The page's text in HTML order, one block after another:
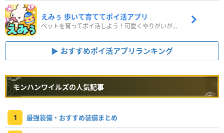
えみぅ 歩いて育ててポイ活アプリ
ペットを育ってポイ活しよう！可愛くやりがいがある新感覚アプリ
おすすめポイ活アプリランキング
モンハンワイルズの人気記事
1 最強装備・おすすめ装備まとめ